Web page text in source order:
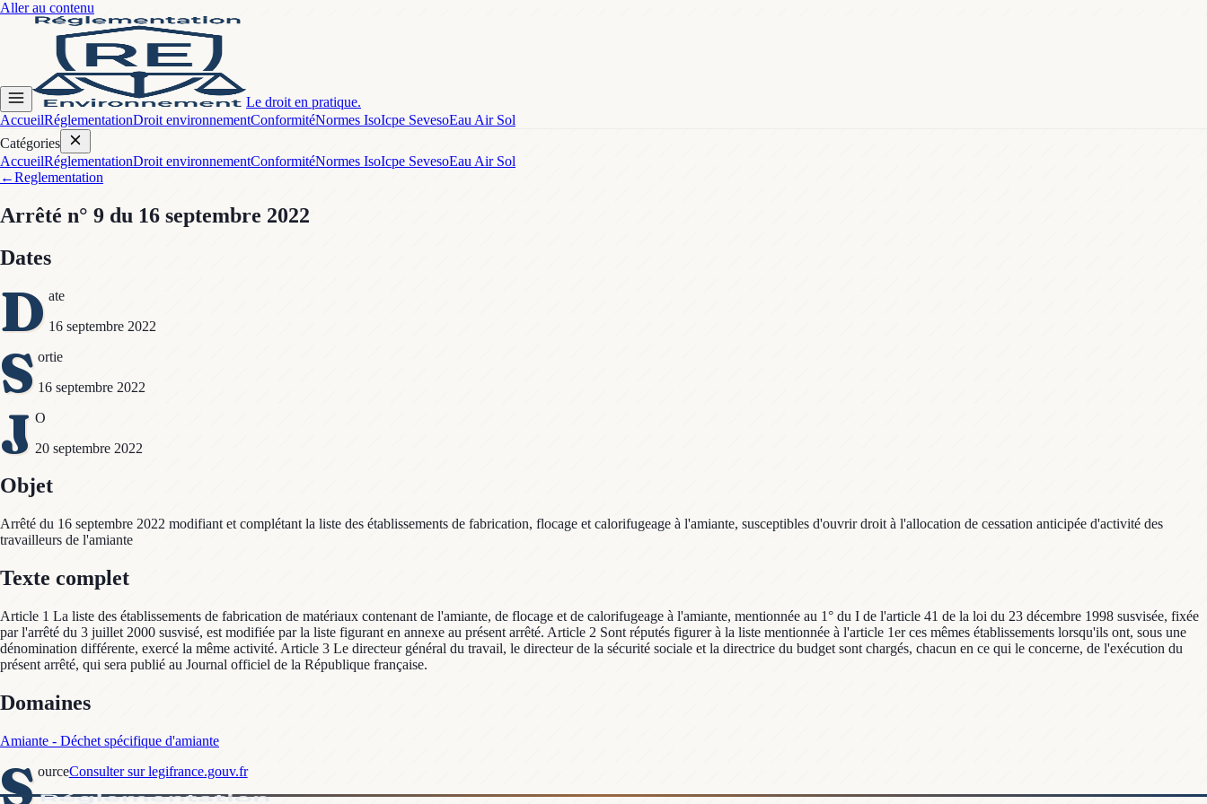
Aller au contenu
Le droit en pratique.
AccueilRéglementationDroit environnementConformitéNormes IsoIcpe SevesoEau Air Sol
Catégories
AccueilRéglementationDroit environnementConformitéNormes IsoIcpe SevesoEau Air Sol
←Reglementation
Arrêté n° 9 du 16 septembre 2022
Dates
D ate
16 septembre 2022
S ortie
16 septembre 2022
J O
20 septembre 2022
Objet
Arrêté du 16 septembre 2022 modifiant et complétant la liste des établissements de fabrication, flocage et calorifugeage à l'amiante, susceptibles d'ouvrir droit à l'allocation de cessation anticipée d'activité des
travailleurs de l'amiante
Texte complet
Article 1 La liste des établissements de fabrication de matériaux contenant de l'amiante, de flocage et de calorifugeage à l'amiante, mentionnée au 1° du I de l'article 41 de la loi du 23 décembre 1998 susvisée, fixée
par l'arrêté du 3 juillet 2000 susvisé, est modifiée par la liste figurant en annexe au présent arrêté. Article 2 Sont réputés figurer à la liste mentionnée à l'article 1er ces mêmes établissements lorsqu'ils ont, sous une
dénomination différente, exercé la même activité. Article 3 Le directeur général du travail, le directeur de la sécurité sociale et la directrice du budget sont chargés, chacun en ce qui le concerne, de l'exécution du
présent arrêté, qui sera publié au Journal officiel de la République française.
Domaines
Amiante - Déchet spécifique d'amiante
S ourceConsulter sur legifrance.gouv.fr